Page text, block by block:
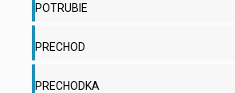
POTRUBIE
PRECHOD
PRECHODKA